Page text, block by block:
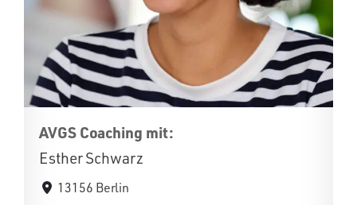
AVGS Coaching mit:
Esther Schwarz
13156 Berlin